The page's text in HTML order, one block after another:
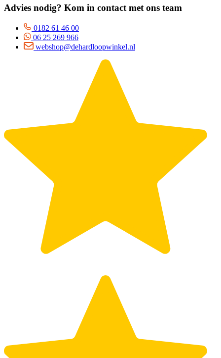
Advies nodig? Kom in contact met ons team
0182 61 46 00
06 25 269 966
webshop@dehardloopwinkel.nl